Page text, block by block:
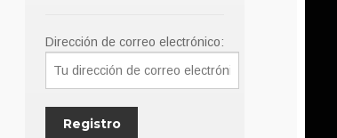
Dirección de correo electrónico: